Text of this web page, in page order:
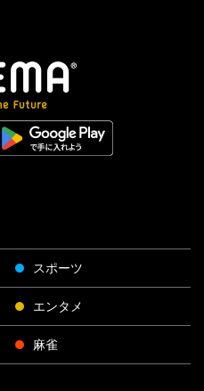
スポーツ
エンタメ
麻雀